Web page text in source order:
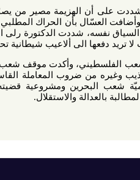
أن الهزيمة مصير من يصوّب
بأن الحراك المطلبي لشعب
شددت الدكتورة رلى الصيداوي
الى ألاعيب شيطانية تحت عناوين
وأكدت موقف شعب البحرين
ضروب المعاملة القاسية هو ما
ومشروعية قضيته واضحة
والاستقلال.